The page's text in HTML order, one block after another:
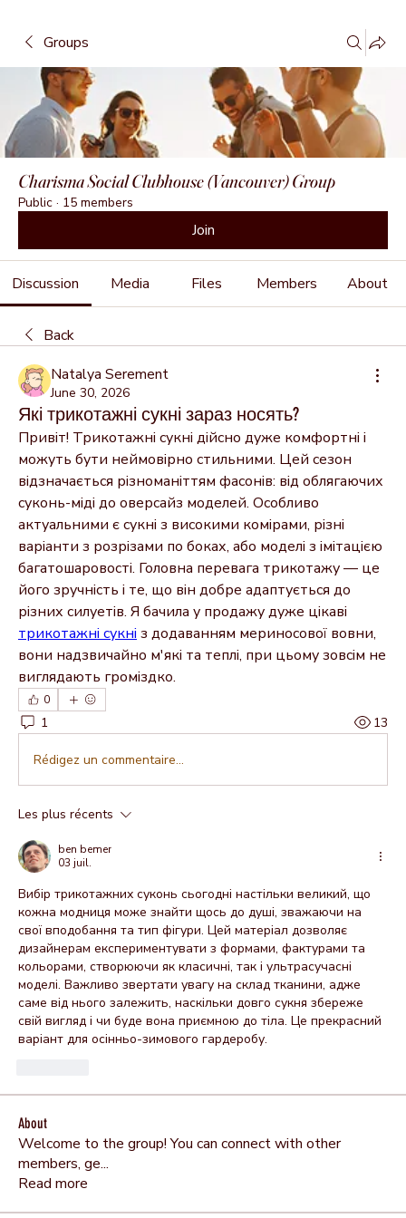
Groups
Charisma Social Clubhouse (Vancouver) Group
Public · 15 members
Join
Discussion Media Files Members About
Back
Natalya Serement
June 30, 2026
Які трикотажні сукні зараз носять?
Привіт! Трикотажні сукні дійсно дуже комфортні і
можуть бути неймовірно стильними. Цей сезон
відзначається різноманіттям фасонів: від облягаючих
суконь-міді до оверсайз моделей. Особливо
актуальними є сукні з високими комірами, різні
варіанти з розрізами по боках, або моделі з імітацією
багатошаровості. Головна перевага трикотажу — це
його зручність і те, що він добре адаптується до
трикотажні сукні з додаванням мериносової вовни,
вони надзвичайно м'які та теплі, при цьому зовсім не
виглядають громіздко.
0
1 13
Rédigez un commentaire...
Les plus récents
ben bemer
03 juil.
Вибір трикотажних суконь сьогодні настільки великий, що
кожна модниця може знайти щось до душі, зважаючи на
свої вподобання та тип фігури. Цей матеріал дозволяє
дизайнерам експериментувати з формами, фактурами та
кольорами, створюючи як класичні, так і ультрасучасні
моделі. Важливо звертати увагу на склад тканини, адже
саме від нього залежить, наскільки довго сукня збереже
свій вигляд і чи буде вона приємною до тіла. Це прекрасний
варіант для осінньо-зимового гардеробу.
About
Welcome to the group! You can connect with other
members, ge...
Read more